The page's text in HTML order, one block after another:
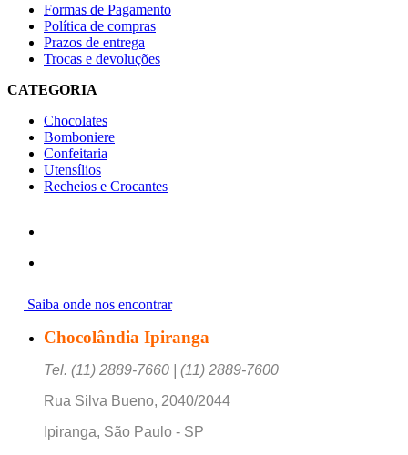
Formas de Pagamento
Política de compras
Prazos de entrega
Trocas e devoluções
CATEGORIA
Chocolates
Bomboniere
Confeitaria
Utensílios
Recheios e Crocantes
Saiba onde nos encontrar
Chocolândia Ipiranga
Tel. (11) 2889-7660 | (11) 2889-7600
Rua Silva Bueno, 2040/2044
Ipiranga, São Paulo - SP